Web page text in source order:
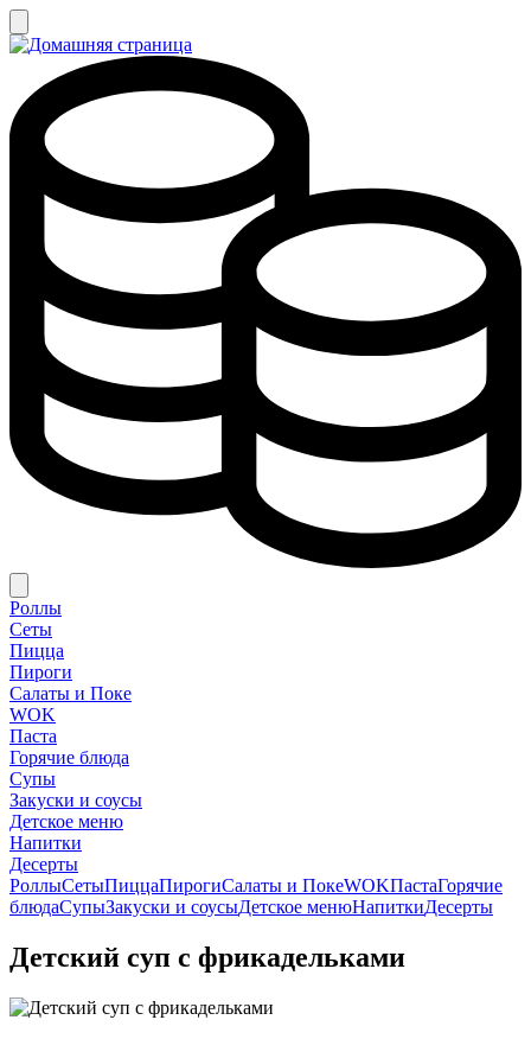
Роллы
Сеты
Пицца
Пироги
Салаты и Поке
WOK
Паста
Горячие блюда
Супы
Закуски и соусы
Детское меню
Напитки
Десерты
РоллыСетыПиццаПирогиСалаты и ПокеWOKПастаГорячие
блюдаСупыЗакуски и соусыДетское менюНапиткиДесерты
Детский суп с фрикадельками